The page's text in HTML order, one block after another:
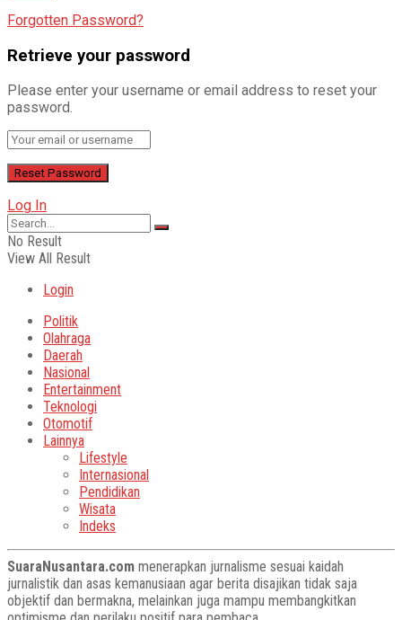
Forgotten Password?
Retrieve your password
Please enter your username or email address to reset your
password.
Log In
No Result
View All Result
Login
Politik
Olahraga
Daerah
Nasional
Entertainment
Teknologi
Otomotif
Lainnya
Lifestyle
Internasional
Pendidikan
Wisata
Indeks
SuaraNusantara.com menerapkan jurnalisme sesuai kaidah
jurnalistik dan asas kemanusiaan agar berita disajikan tidak saja
objektif dan bermakna, melainkan juga mampu membangkitkan